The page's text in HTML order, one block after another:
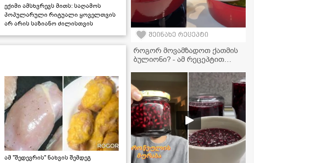
ექიმი ამსხვრევს მითს: საღამოს
პოპულარული რიტუალი ყოველთვის
არ არის საზიანო ძილისთვის
ამ "შედევრის" ნახვის შემდეგ
შეინახე რეცეპტი
როგორ მოვამზადოთ ქათმის
ბულიონი? - ამ რეცეპტით